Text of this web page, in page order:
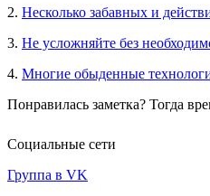
2. Несколько забавных и
3. Не усложняйте без
4. Многие обыденные
Понравилась заметка? Тогда
Социальные сети
Группа в VK